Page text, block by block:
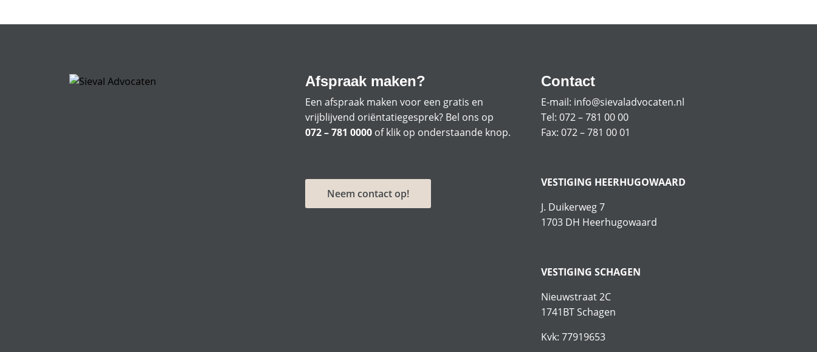
Afspraak maken?
Een afspraak maken voor een gratis en
vrijblijvend oriëntatiegesprek? Bel ons op
072 – 781 0000 of klik op onderstaande knop.
Neem contact op!
Contact
E-mail: info@sievaladvocaten.nl
Tel: 072 – 781 00 00
Fax: 072 – 781 00 01
VESTIGING HEERHUGOWAARD
J. Duikerweg 7
1703 DH Heerhugowaard
VESTIGING SCHAGEN
Nieuwstraat 2C
1741BT Schagen
Kvk: 77919653